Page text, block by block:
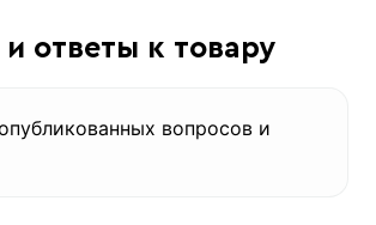
ответы к товару
вопросов и